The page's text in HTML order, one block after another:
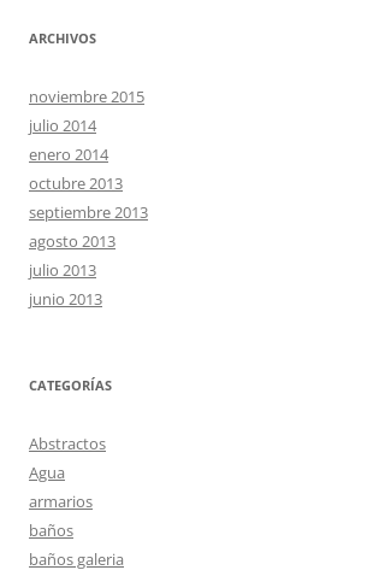
ARCHIVOS
noviembre 2015
julio 2014
enero 2014
octubre 2013
septiembre 2013
agosto 2013
julio 2013
junio 2013
CATEGORÍAS
Abstractos
Agua
armarios
baños
baños galeria